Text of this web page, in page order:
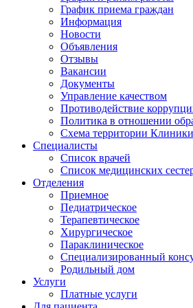
График приема граждан
Информация
Новости
Объявления
Отзывы
Вакансии
Документы
Управление качеством
Противодействие
Политика в отношении
Схема территории
Специалисты
Список врачей
Список медицинских
Отделения
Приемное
Педиатрическое
Терапевтическое
Хирургическое
Параклиническое
Специализированный
Родильный дом
Услуги
Платные услуги